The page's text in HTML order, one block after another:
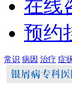
在线
预约
常识 病因 治疗 症